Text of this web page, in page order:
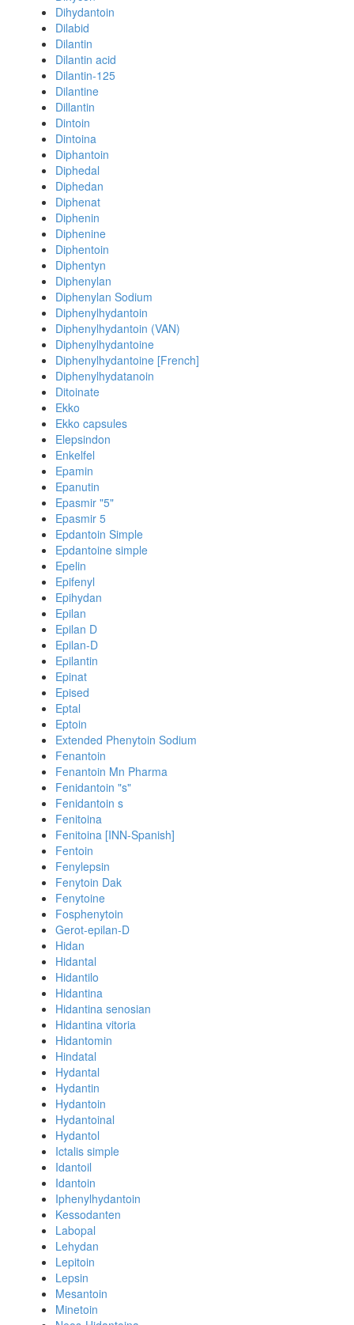
Dihydantoin
Dilabid
Dilantin
Dilantin acid
Dilantin-125
Dilantine
Dillantin
Dintoin
Dintoina
Diphantoin
Diphedal
Diphedan
Diphenat
Diphenin
Diphenine
Diphentoin
Diphentyn
Diphenylan
Diphenylan Sodium
Diphenylhydantoin
Diphenylhydantoin (VAN)
Diphenylhydantoine
Diphenylhydantoine [French]
Diphenylhydatanoin
Ditoinate
Ekko
Ekko capsules
Elepsindon
Enkelfel
Epamin
Epanutin
Epasmir "5"
Epasmir 5
Epdantoin Simple
Epdantoine simple
Epelin
Epifenyl
Epihydan
Epilan
Epilan D
Epilan-D
Epilantin
Epinat
Epised
Eptal
Eptoin
Extended Phenytoin Sodium
Fenantoin
Fenantoin Mn Pharma
Fenidantoin "s"
Fenidantoin s
Fenitoina
Fenitoina [INN-Spanish]
Fentoin
Fenylepsin
Fenytoin Dak
Fenytoine
Fosphenytoin
Gerot-epilan-D
Hidan
Hidantal
Hidantilo
Hidantina
Hidantina senosian
Hidantina vitoria
Hidantomin
Hindatal
Hydantal
Hydantin
Hydantoin
Hydantoinal
Hydantol
Ictalis simple
Idantoil
Idantoin
Iphenylhydantoin
Kessodanten
Labopal
Lehydan
Lepitoin
Lepsin
Mesantoin
Minetoin